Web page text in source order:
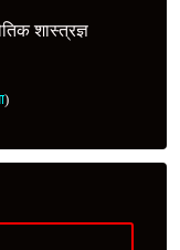
शास्त्रज्ञ
)